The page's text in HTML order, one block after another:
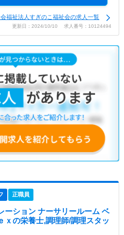
福祉法人すぎのこ福祉会の求人一覧
更新日：2024/10/10 求人番号：10124494
正職員
ーション ナーサリールーム ベ
ｘ の栄養士,調理師/調理スタッ